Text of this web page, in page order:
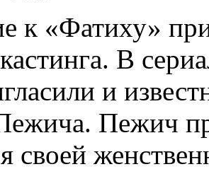
к «Фатиху»
В
и
Пежич
своей